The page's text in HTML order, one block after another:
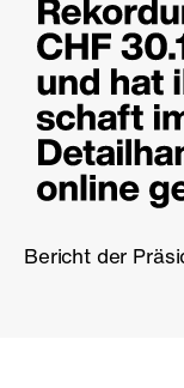
Bericht der